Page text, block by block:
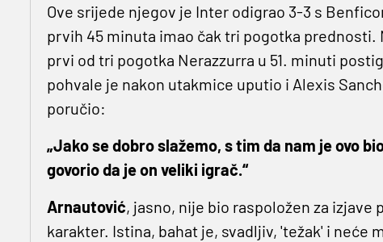
Ove srijede njegov je Inter odigrao 3-3 s
prvih 45 minuta imao čak tri pogotka
prvi od tri pogotka Nerazzurra u 51. minuti
pohvale je nakon utakmice uputio i Alexis
poručio:
„Jako se dobro slažemo, s tim da nam je ovo
govorio da je on veliki igrač.“
Arnautović, jasno, nije bio raspoložen za
karakter. Istina, bahat je, svadljiv, 'težak' i neće